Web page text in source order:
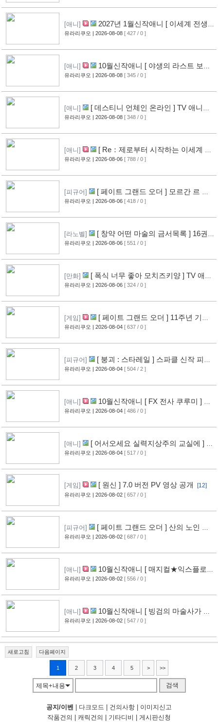
[애니]
2027년 1월신작애니 [ 이세계 전생
소동기 ] PV 영상 공개 [9]
유라리쿠오 | 2026-08-08 [ 427 / 0 ]
[애니]
10월신작애니 [ 야생의 라스트 보스
가 나타났다! ] 2기 PV 영상 공개
유라리쿠오 | 2026-08-08 [ 345 / 0 ]
[애니]
[ 데스티니 언체인 온라인 ] TV 애니메
이션화 결정 [9]
유라리쿠오 | 2026-08-08 [ 348 / 0 ]
[애니]
[ Re：제로부터 시작하는 이세계 생
활 ] 4기 탈환편 PV 영상 공개
유라리쿠오 | 2026-08-06 [ 788 / 0 ]
[피규어]
[ 페이트 그랜드 오더 ] 모르간 르 페
이 신작 피규어 공개 [10]
유라리쿠오 | 2026-08-06 [ 418 / 0 ]
[라노벨]
[ 창약 어떤 마술의 금서목록 ] 16권
표지 공개
[13]
유라리쿠오 | 2026-08-06 [ 551 / 0 ]
[만화]
[ 폭식 너무 좋아 모치즈키양 ] TV 애니
메이션화 결정 [13]
유라리쿠오 | 2026-08-06 [ 324 / 0 ]
[게임]
[ 페이트 그랜드 오더 ] 11주년 기념
영상 공개
[11]
유라리쿠오 | 2026-08-04 [ 637 / 0 ]
[피규어]
[ 붕괴 : 스타레일 ] 스파클 신작 피규
어 공개
[8]
유라리쿠오 | 2026-08-04 [ 504 / 2 ]
[애니]
10월신작애니 [ FX 전사 쿠루미 ] PV
영상 공개
[9]
유라리쿠오 | 2026-08-04 [ 486 / 0 ]
[애니]
[ 어서오세요 실력지상주의 교실에 ] 블
루레이 VOL.2 표지 공개 [10]
유라리쿠오 | 2026-08-04 [ 517 / 0 ]
[게임] [ 원신 ] 7.0 버전 PV 영상 공개 [12]
유라리쿠오 | 2026-08-02 [ 657 / 0 ]
[피규어]
[ 페이트 그랜드 오더 ] 산의 노인 신
작 피규어 공개 [17]
유라리쿠오 | 2026-08-02 [ 687 / 0 ]
[애니]
10월신작애니 [ 매지컬★익스플로러
] PV 영상 공개 [12]
유라리쿠오 | 2026-08-02 [ 556 / 0 ]
[애니]
10월신작애니 [ 빙검의 마술사가 세
계를 다스린다 ] 2기 PV 영상 공개
유라리쿠오 | 2026-08-02 [ 547 / 0 ]
새로고침 다음페이지
1 2 3 4 5 > >>
제목+내용 검색
공지/이벤 다크모드 건의사항
이미지신고
작품건의
캐릭건의 기타디비 게시판신청